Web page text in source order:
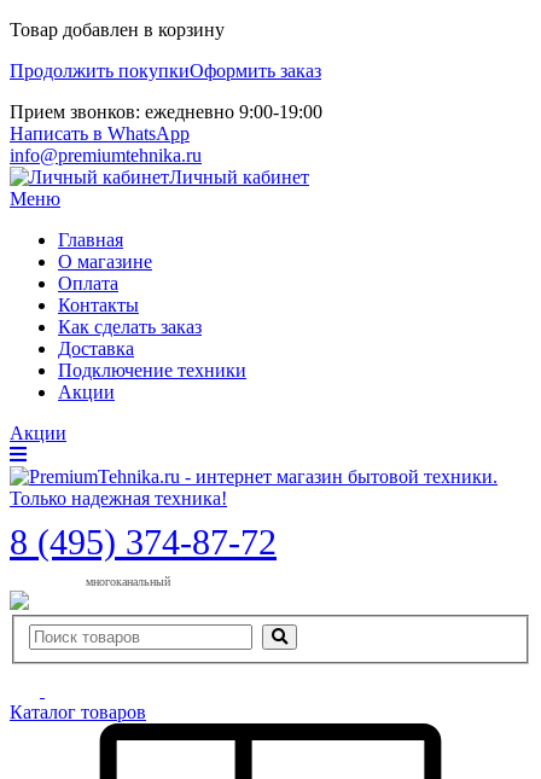
Товар добавлен в корзину
Продолжить покупкиОформить заказ
Прием звонков: ежедневно 9:00-19:00
Написать в WhatsApp
info@premiumtehnika.ru
Личный кабинет
Меню
Главная
О магазине
Оплата
Контакты
Как сделать заказ
Доставка
Подключение техники
Акции
Акции
8 (495) 374-87-72
многоканальный
Каталог товаров